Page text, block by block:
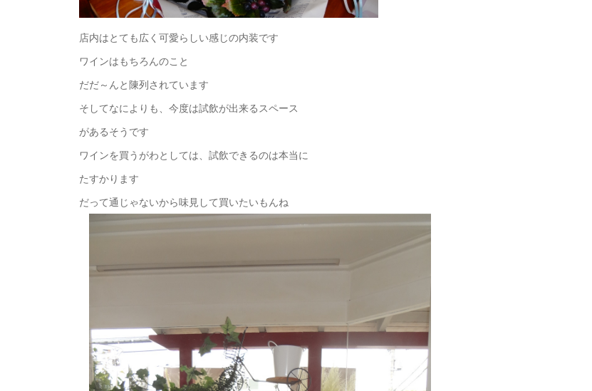
店内はとても広く可愛らしい感じの内装です
ワインはもちろんのこと
だだ～んと陳列されています
そしてなによりも、今度は試飲が出来るスペース
があるそうです
ワインを買うがわとしては、試飲できるのは本当に
たすかります
だって通じゃないから味見して買いたいもんね